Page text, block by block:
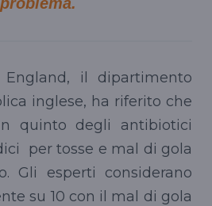
il dipartimento
inglese, ha riferito che
quinto degli antibiotici
per tosse e mal di gola
Gli esperti considerano
su 10 con il mal di gola